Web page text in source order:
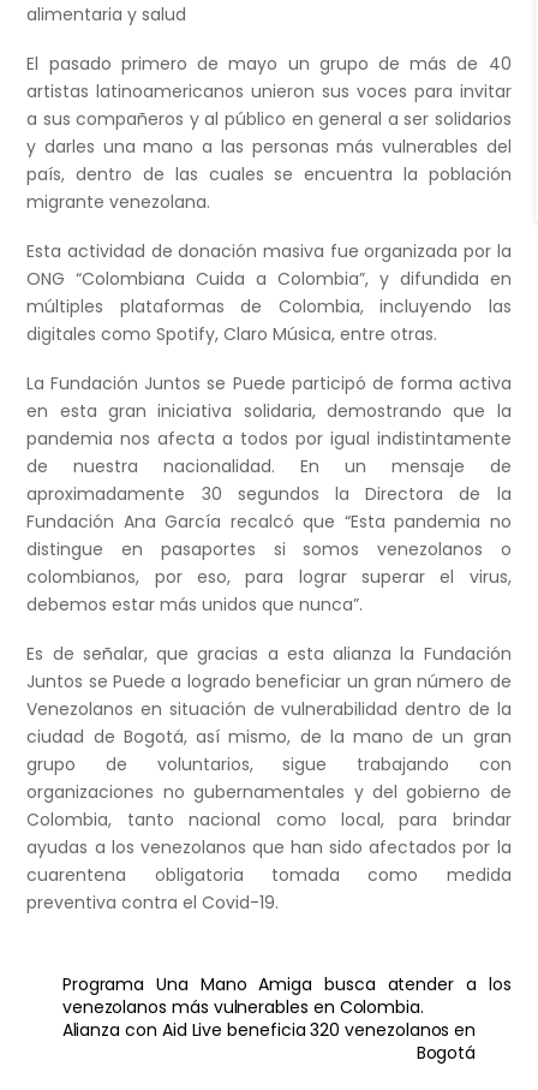
alimentaria y salud
El pasado primero de mayo un grupo de más de 40
artistas latinoamericanos unieron sus voces para invitar
a sus compañeros y al público en general a ser solidarios
y darles una mano a las personas más vulnerables del
país, dentro de las cuales se encuentra la población
migrante venezolana.
Esta actividad de donación masiva fue organizada por la
ONG “Colombiana Cuida a Colombia”, y difundida en
múltiples plataformas de Colombia, incluyendo las
digitales como Spotify, Claro Música, entre otras.
La Fundación Juntos se Puede participó de forma activa
en esta gran iniciativa solidaria, demostrando que la
pandemia nos afecta a todos por igual indistintamente
de nuestra nacionalidad. En un mensaje de
aproximadamente 30 segundos la Directora de la
Fundación Ana García recalcó que “Esta pandemia no
distingue en pasaportes si somos venezolanos o
colombianos, por eso, para lograr superar el virus,
debemos estar más unidos que nunca”.
Es de señalar, que gracias a esta alianza la Fundación
Juntos se Puede a logrado beneficiar un gran número de
Venezolanos en situación de vulnerabilidad dentro de la
ciudad de Bogotá, así mismo, de la mano de un gran
grupo de voluntarios, sigue trabajando con
organizaciones no gubernamentales y del gobierno de
Colombia, tanto nacional como local, para brindar
ayudas a los venezolanos que han sido afectados por la
cuarentena obligatoria tomada como medida
preventiva contra el Covid-19.
Programa Una Mano Amiga busca atender a los
venezolanos más vulnerables en Colombia.
Alianza con Aid Live beneficia 320 venezolanos en
Bogotá